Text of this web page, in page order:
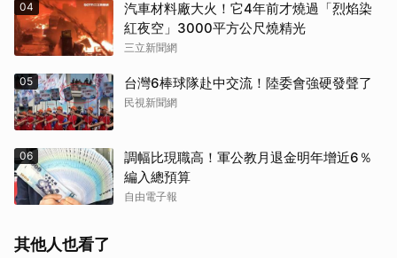
04
汽車材料廠大火！它4年前才燒過「烈焰染
紅夜空」3000平方公尺燒精光
三立新聞網
05 台灣6棒球隊赴中交流！陸委會強硬發聲了
民視新聞網
06
調幅比現職高！軍公教月退金明年增近6％
編入總預算
自由電子報
其他人也看了